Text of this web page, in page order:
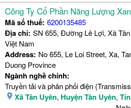
Công Ty Cổ Phần Năng Lượng
Mã số thuế: 6200135485
Địa chỉ: SN 655, Đường Lê Lợi, Xã
Việt Nam
Address: No 655, Le Loi Street, Xa,
Duong Province
Ngành nghề chính:
Truyền tải và phân phối điện
Xã Tân Uyên, Huyện Tân Uyên,